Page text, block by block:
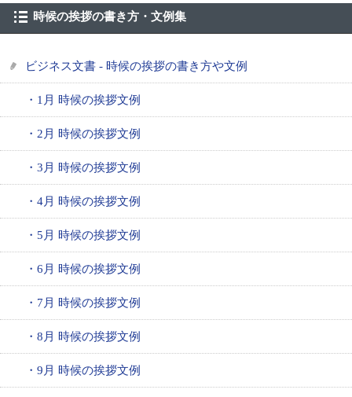
時候の挨拶の書き方・文例集
ビジネス文書 - 時候の挨拶の書き方や文例
・1月 時候の挨拶文例
・2月 時候の挨拶文例
・3月 時候の挨拶文例
・4月 時候の挨拶文例
・5月 時候の挨拶文例
・6月 時候の挨拶文例
・7月 時候の挨拶文例
・8月 時候の挨拶文例
・9月 時候の挨拶文例